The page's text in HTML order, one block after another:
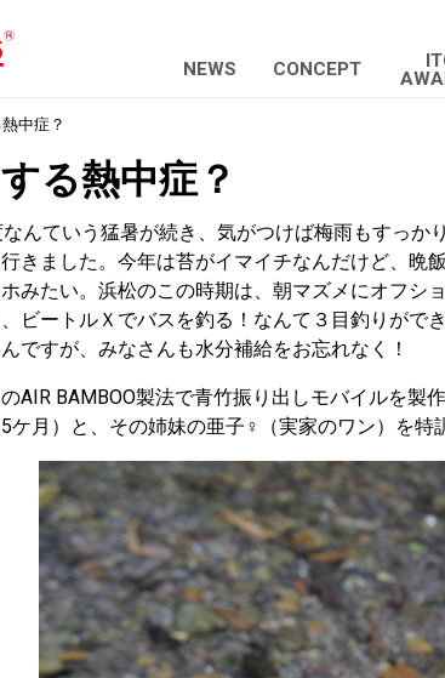
NEWS CONCEPT
中症？
る熱中症？
んていう猛暑が続き、気がつけば梅雨もすっ
きました。今年は苔がイマイチなんだけど、晩
みたい。浜松のこの時期は、朝マズメにオフシ
ビートルＸでバスを釣る！なんて３目釣りがで
ですが、みなさんも水分補給をお忘れなく！
AIR BAMBOO製法で青竹振り出しモバイルを
ケ月）と、その姉妹の亜子♀（実家のワン）を特